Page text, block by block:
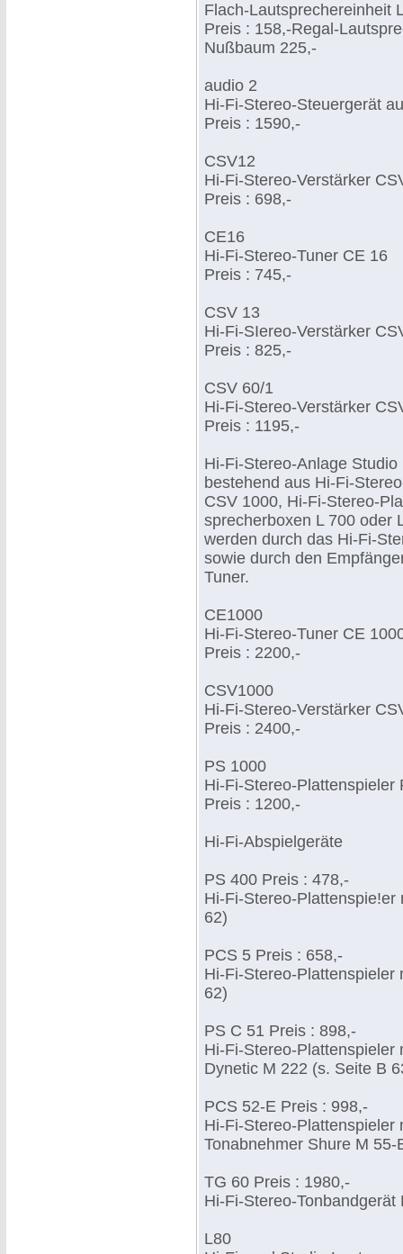
Flach-Lautsprechereinheit
Preis : 158,-Regal-
Nußbaum 225,-
audio 2
Hi-Fi-Stereo-Steuergerät
Preis : 1590,-
CSV12
Hi-Fi-Stereo-Verstärker
Preis : 698,-
CE16
Hi-Fi-Stereo-Tuner CE 16
Preis : 745,-
CSV 13
Hi-Fi-SIereo-Verstärker
Preis : 825,-
CSV 60/1
Hi-Fi-Stereo-Verstärker
Preis : 1195,-
Hi-Fi-Stereo-Anlage Studio
bestehend aus Hi-Fi-
CSV 1000, Hi-Fi-Stereo-
sprecherboxen L 700 oder
werden durch das Hi-Fi-
sowie durch den
Tuner.
CE1000
Hi-Fi-Stereo-Tuner CE
Preis : 2200,-
CSV1000
Hi-Fi-Stereo-Verstärker
Preis : 2400,-
PS 1000
Hi-Fi-Stereo-Plattenspieler
Preis : 1200,-
Hi-Fi-Abspielgeräte
PS 400 Preis : 478,-
Hi-Fi-Stereo-
62)
PCS 5 Preis : 658,-
Hi-Fi-Stereo-Plattenspieler
62)
PS C 51 Preis : 898,-
Hi-Fi-Stereo-Plattenspieler
Dynetic M 222 (s. Seite B
PCS 52-E Preis : 998,-
Hi-Fi-Stereo-Plattenspieler
Tonabnehmer Shure M
TG 60 Preis : 1980,-
Hi-Fi-Stereo-
L80